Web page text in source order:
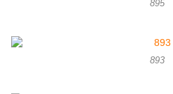
895
893